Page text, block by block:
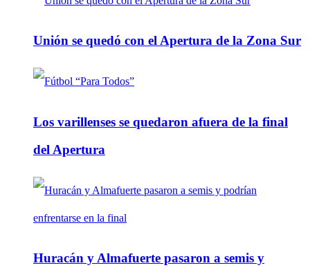
Unión se quedó con el Apertura de la Zona Sur
Los varillenses se quedaron afuera de la final
del Apertura
Huracán y Almafuerte pasaron a semis y